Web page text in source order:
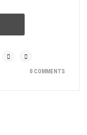
0 COMMENTS